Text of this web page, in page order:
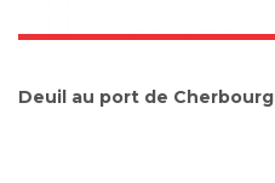
Deuil au port de Cherbourg